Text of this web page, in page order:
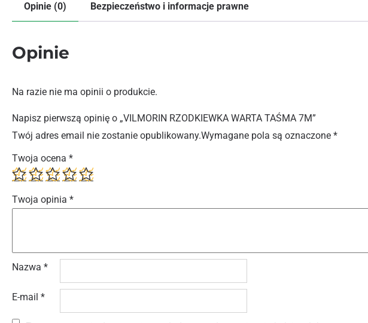
Opinie (0) Bezpieczeństwo i informacje prawne
Opinie
Na razie nie ma opinii o produkcie.
Napisz pierwszą opinię o „VILMORIN RZODKIEWKA WARTA TAŚMA 7M”
Twój adres email nie zostanie opublikowany.Wymagane pola są oznaczone *
Twoja ocena *
Twoja opinia *
Nazwa *
E-mail *